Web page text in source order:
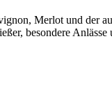
Merlot und der
besondere Anlässe